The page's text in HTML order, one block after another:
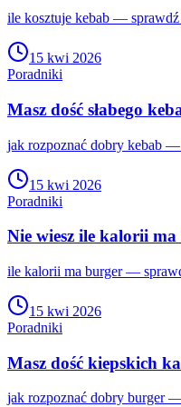
ile kosztuje kebab — sprawdź
15 kwi 2026
Poradniki
Masz dość słabego
jak rozpoznać dobry kebab —
15 kwi 2026
Poradniki
Nie wiesz ile kalorii
ile kalorii ma burger —
15 kwi 2026
Poradniki
Masz dość kiepskich
jak rozpoznać dobry burger